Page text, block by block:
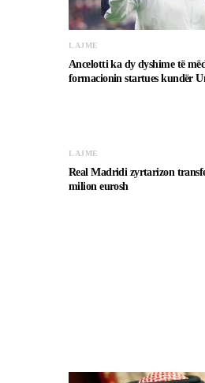
LAJME
Ancelotti ka dy dyshime të
formacionin startues kundër
LAJME
Real Madridi zyrtarizon
milion eurosh